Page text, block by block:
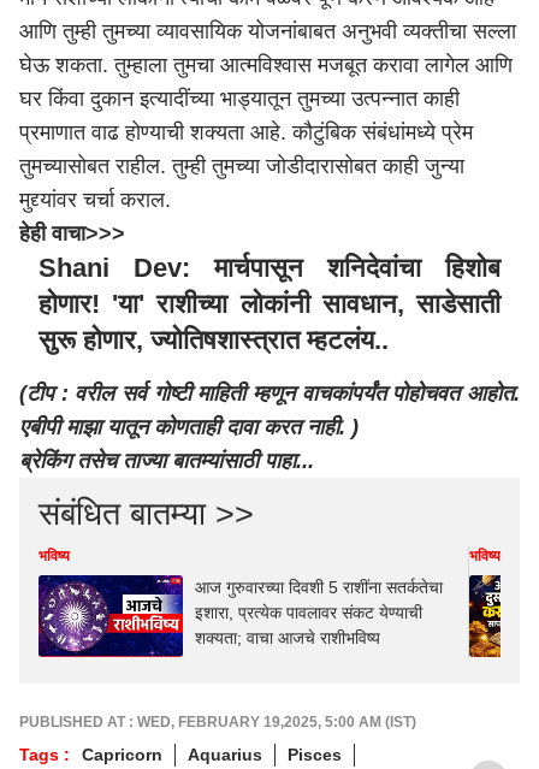
आणि तुम्ही तुमच्या व्यावसायिक योजनांबाबत अनुभवी व्यक्तीचा सल्ला
घेऊ शकता. तुम्हाला तुमचा आत्मविश्वास मजबूत करावा लागेल आणि
घर किंवा दुकान इत्यादींच्या भाड्यातून तुमच्या उत्पन्नात काही
प्रमाणात वाढ होण्याची शक्यता आहे. कौटुंबिक संबंधांमध्ये प्रेम
तुमच्यासोबत राहील. तुम्ही तुमच्या जोडीदारासोबत काही जुन्या
मुद्द्यांवर चर्चा कराल.
हेही वाचा>>>
Shani Dev: मार्चपासून शनिदेवांचा हिशोब
होणार! 'या' राशीच्या लोकांनी सावधान, साडेसाती
सुरू होणार, ज्योतिषशास्त्रात म्हटलंय..
(टीप : वरील सर्व गोष्टी माहिती म्हणून वाचकांपर्यंत पोहोचवत आहोत.
एबीपी माझा यातून कोणताही दावा करत नाही. )
ब्रेकिंग तसेच ताज्या बातम्यांसाठी पाहा...
संबंधित बातम्या >>
भविष्य
आज गुरुवारच्या दिवशी 5 राशींना सतर्कतेचा
इशारा, प्रत्येक पावलावर संकट येण्याची
शक्यता; वाचा आजचे राशीभविष्य
भविष्य
PUBLISHED AT : WED, FEBRUARY 19,2025, 5:00 AM (IST)
Tags : Capricorn Aquarius
Pisces